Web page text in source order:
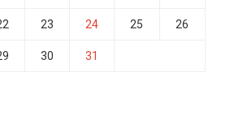
23 24 25 26
30
31